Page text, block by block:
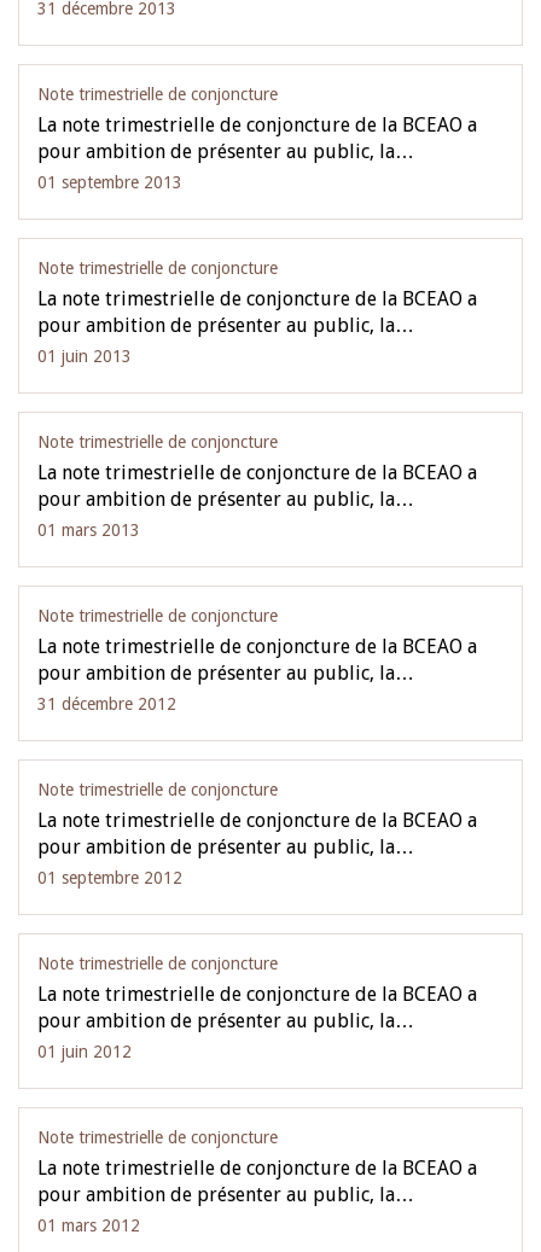
31 décembre 2013
Note trimestrielle de conjoncture
La note trimestrielle de conjoncture de la BCEAO a
pour ambition de présenter au public, la…
01 septembre 2013
Note trimestrielle de conjoncture
La note trimestrielle de conjoncture de la BCEAO a
pour ambition de présenter au public, la…
01 juin 2013
Note trimestrielle de conjoncture
La note trimestrielle de conjoncture de la BCEAO a
pour ambition de présenter au public, la…
01 mars 2013
Note trimestrielle de conjoncture
La note trimestrielle de conjoncture de la BCEAO a
pour ambition de présenter au public, la…
31 décembre 2012
Note trimestrielle de conjoncture
La note trimestrielle de conjoncture de la BCEAO a
pour ambition de présenter au public, la…
01 septembre 2012
Note trimestrielle de conjoncture
La note trimestrielle de conjoncture de la BCEAO a
pour ambition de présenter au public, la…
01 juin 2012
Note trimestrielle de conjoncture
La note trimestrielle de conjoncture de la BCEAO a
pour ambition de présenter au public, la…
01 mars 2012